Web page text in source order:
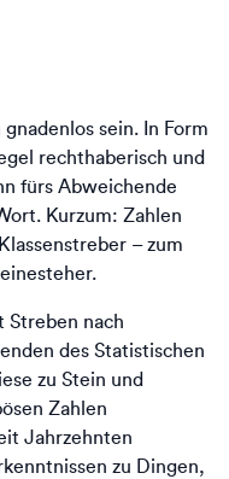
sein. In Form
rechthaberisch und
fürs Abweichende
Kurzum: Zahlen
– zum
Streben nach
des Statistischen
zu Stein und
Zahlen
Jahrzehnten
zu Dingen,